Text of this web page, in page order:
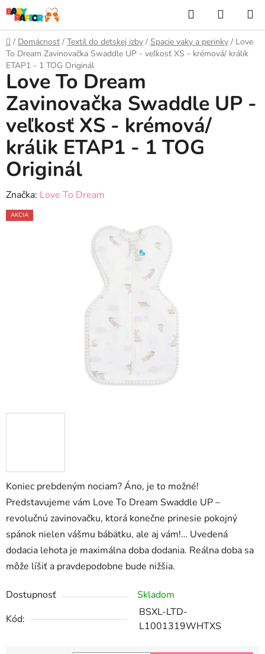
Prejsť
na
obsah
Hľadať
KOŠÍK
Domov
/ Domácnosť / Textil do detskej izby / Spacie vaky a perinky / Love
To Dream Zavinovačka Swaddle UP - veľkosť XS - krémová/ králik
ETAP1 - 1 TOG Originál
Koniec prebdeným nociam? Áno, je to možné!
Predstavujeme vám Love To Dream Swaddle UP –
revolučnú zavinovačku, ktorá konečne prinesie pokojný
spánok nielen vášmu bábätku, ale aj vám!… Uvedená
dodacia lehota je maximálna doba dodania. Reálna doba sa
môže líšiť a pravdepodobne bude nižšia.
Dostupnosť
Skladom
Kód:
BSXL-LTD-
L1001319WHTXS
Love To Dream
Zavinovačka Swaddle UP -
veľkosť XS - krémová/
králik ETAP1 - 1 TOG
Originál
Značka: Love To Dream
AKCIA